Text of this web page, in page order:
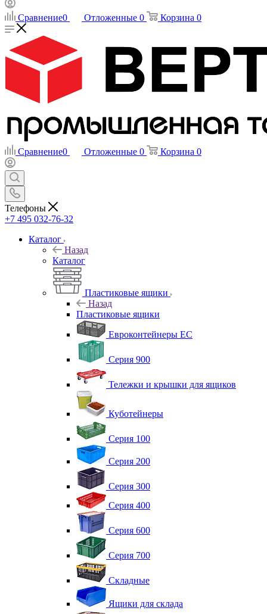
Сравнение0 Отложенные 0 Корзина 0
Сравнение0 Отложенные 0 Корзина 0
Телефоны
+7 495 032-76-32
Каталог
Назад
Каталог
Пластиковые ящики
Назад
Пластиковые ящики
Евроконтейнеры ЕС
Серия 900
Тележки и крышки для ящиков
Куботейнеры
Серия 100
Серия 200
Серия 300
Серия 400
Серия 600
Серия 700
Складные
Ящики для склада